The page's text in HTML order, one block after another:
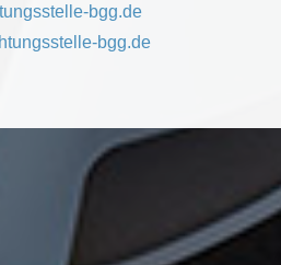
bgg.de
bgg.de